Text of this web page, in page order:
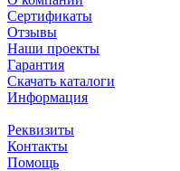
Сертификаты
Отзывы
Наши проекты
Гарантия
Скачать каталоги
Информация
Реквизиты
Контакты
Помощь